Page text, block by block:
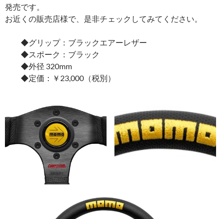
発売です。
お近くの販売店様で、是非チェックしてみてください。
◆グリップ：ブラックエアーレザー
◆スポーク：ブラック
◆外径 320mm
◆定価：￥23,000（税別）